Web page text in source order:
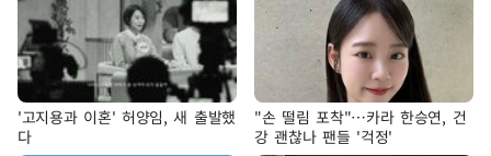
'고지용과 이혼' 허양임, 새 출발했
다
"손 떨림 포착"…카라 한승연, 건
강 괜찮나 팬들 '걱정'